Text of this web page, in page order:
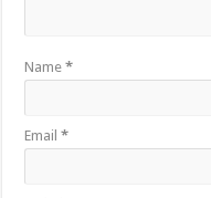
Name*
Email*